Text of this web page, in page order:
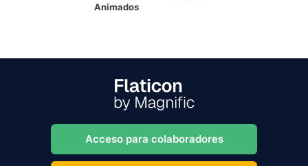
Animados
Acceso para colaboradores